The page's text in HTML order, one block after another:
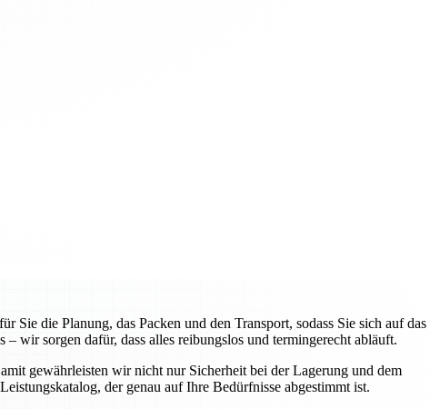
die Planung, das Packen und den Transport, sodass Sie sich auf das
wir sorgen dafür, dass alles reibungslos und termingerecht abläuft.
gewährleisten wir nicht nur Sicherheit bei der Lagerung und dem
der genau auf Ihre Bedürfnisse abgestimmt ist.